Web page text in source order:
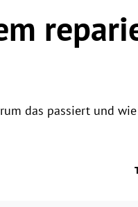
das passiert und wie